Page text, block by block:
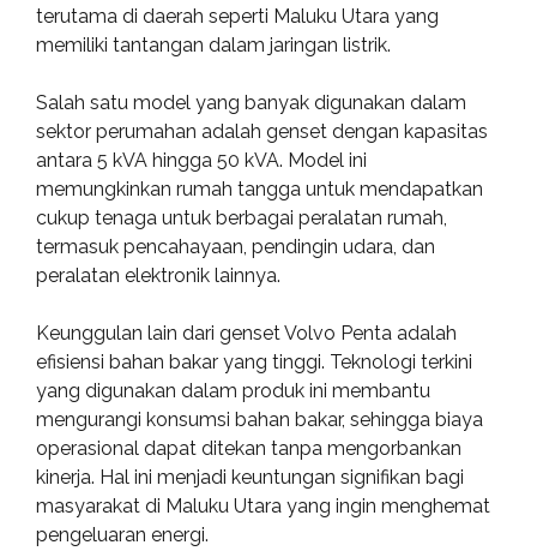
terutama di daerah seperti Maluku Utara yang
memiliki tantangan dalam jaringan listrik.
Salah satu model yang banyak digunakan dalam
sektor perumahan adalah genset dengan kapasitas
antara 5 kVA hingga 50 kVA. Model ini
memungkinkan rumah tangga untuk mendapatkan
cukup tenaga untuk berbagai peralatan rumah,
termasuk pencahayaan, pendingin udara, dan
peralatan elektronik lainnya.
Keunggulan lain dari genset Volvo Penta adalah
efisiensi bahan bakar yang tinggi. Teknologi terkini
yang digunakan dalam produk ini membantu
mengurangi konsumsi bahan bakar, sehingga biaya
operasional dapat ditekan tanpa mengorbankan
kinerja. Hal ini menjadi keuntungan signifikan bagi
masyarakat di Maluku Utara yang ingin menghemat
pengeluaran energi.